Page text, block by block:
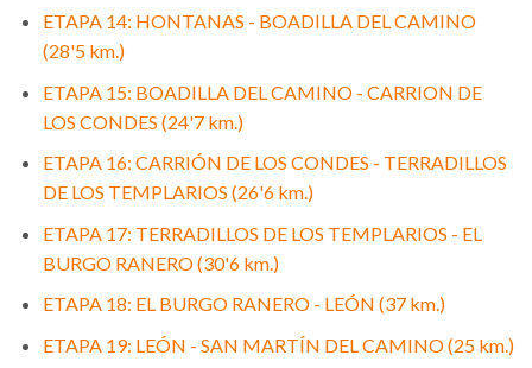
ETAPA 14: HONTANAS - BOADILLA DEL CAMINO
(28'5 km.)
ETAPA 15: BOADILLA DEL CAMINO - CARRION DE
LOS CONDES (24'7 km.)
ETAPA 16: CARRIÓN DE LOS CONDES - TERRADILLOS
DE LOS TEMPLARIOS (26'6 km.)
ETAPA 17: TERRADILLOS DE LOS TEMPLARIOS - EL
BURGO RANERO (30'6 km.)
ETAPA 18: EL BURGO RANERO - LEÓN (37 km.)
ETAPA 19: LEÓN - SAN MARTÍN DEL CAMINO (25 km.)